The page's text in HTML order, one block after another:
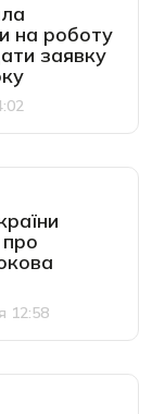
на роботу
заявку
12:58